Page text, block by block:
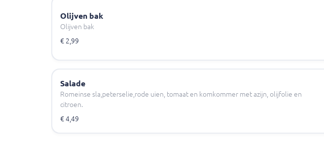
Olijven bak
Olijven bak
€ 2,99
Salade
Romeinse sla,peterselie,rode uien, tomaat en komkommer met azijn, olijfolie en
citroen.
€ 4,49